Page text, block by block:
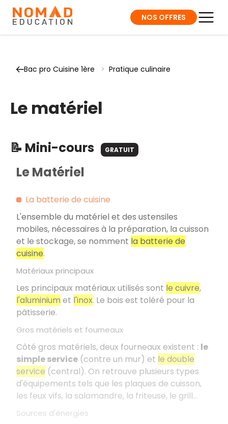
NOS OFFRES
Bac pro Cuisine 1ère > Pratique culinaire
Le matériel
📝 Mini-cours GRATUIT
Le Matériel
La batterie de cuisine
L'ensemble du matériel et des ustensiles
mobiles, nécessaires à la préparation, la cuisson
et le stockage, se nomment la batterie de
cuisine.
Matériaux principaux
Les principaux matériaux utilisés sont le cuivre,
l'aluminium et l'inox. Le bois est toléré pour la
pâtisserie.
Gros matériels et fourneaux
Côté gros matériels, deux fourneaux existent : le
simple service (contre un mur) et le double
service (central). On retrouve plusieurs types
d'équipements tels que les plaques de cuisson,
les feux vifs, la salamandre, la friteuse, le grill...
Sources d'énergies